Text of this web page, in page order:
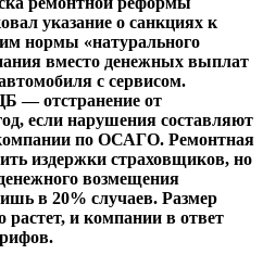
указание о санкциях к
нормы «натурального
вместо денежных выплат
с сервисом.
— отстранение от
если нарушения составляют
по ОСАГО. Ремонтная
издержки страховщиков, но
возмещения
в 20% случаев. Размер
и компании в ответ